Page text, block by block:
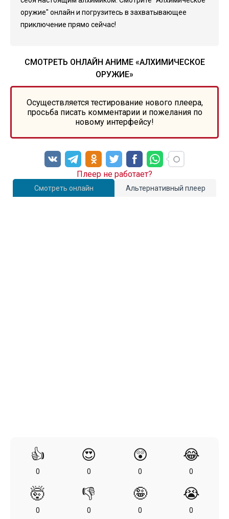
оружие" онлайн и погрузитесь в захватывающее
приключение прямо сейчас!
СМОТРЕТЬ ОНЛАЙН АНИМЕ «АЛХИМИЧЕСКОЕ
ОРУЖИЕ»
Осуществляется тестирование нового плеера,
просьба писать комментарии и пожелания по
новому интерфейсу!
Смотреть онлайн Альтернативный плеер
Плеер не работает?
👍
0
😍
0
😲
0
😂
0
🤯
0
👎
0
🤪
0
😭
0